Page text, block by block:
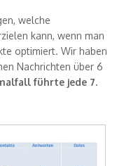
welche
kann, wenn man
optimiert. Wir haben
Nachrichten über 6
führte jede 7.